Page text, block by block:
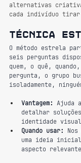
alternativas
cada indivíduo tirar
Técnica
O método estrela
seis perguntas
quem, o quê,
pergunta, o grupo
isoladamente,
Vantagem: Ajuda
detalhar
identidade
Quando usar:
uma ideia
aspecto